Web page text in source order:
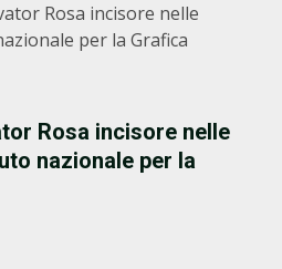
Rosa incisore nelle
per la Grafica
Rosa incisore nelle
nazionale per la